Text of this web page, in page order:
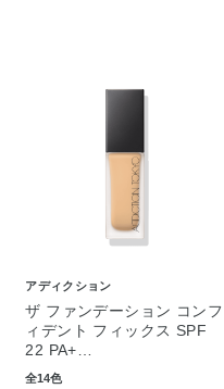
アディクション
ザ ファンデーション コンフ
ィデント フィックス SPF
22 PA+…
全14色